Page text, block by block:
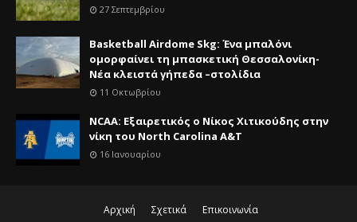
27 Σεπτεμβρίου
Basketball Airdome Skg: Ένα μπαλόνι
ομορφαίνει τη μπασκετική Θεσσαλονίκη-
Νέα κλειστά γήπεδα –στολίδια
11 Οκτωβρίου
NCAA: Εξαιρετικός ο Νίκος Χιτικούδης στην
νίκη του North Carolina A&Τ
16 Ιανουαρίου
Αρχική Σχετικά Επικοινωνία